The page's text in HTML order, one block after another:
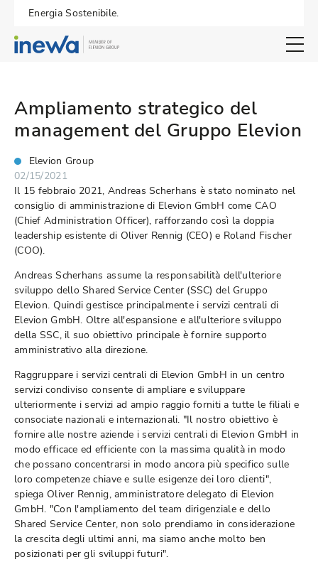
Energia Sostenibile.
Open
Ampliamento strategico del
management del Gruppo Elevion
Elevion Group
02/15/2021
Il 15 febbraio 2021, Andreas Scherhans è stato nominato nel
consiglio di amministrazione di Elevion GmbH come CAO
(Chief Administration Officer), rafforzando così la doppia
leadership esistente di Oliver Rennig (CEO) e Roland Fischer
(COO).
Andreas Scherhans assume la responsabilità dell'ulteriore
sviluppo dello Shared Service Center (SSC) del Gruppo
Elevion. Quindi gestisce principalmente i servizi centrali di
Elevion GmbH. Oltre all'espansione e all'ulteriore sviluppo
della SSC, il suo obiettivo principale è fornire supporto
amministrativo alla direzione.
Raggruppare i servizi centrali di Elevion GmbH in un centro
servizi condiviso consente di ampliare e sviluppare
ulteriormente i servizi ad ampio raggio forniti a tutte le filiali e
consociate nazionali e internazionali. "Il nostro obiettivo è
fornire alle nostre aziende i servizi centrali di Elevion GmbH in
modo efficace ed efficiente con la massima qualità in modo
che possano concentrarsi in modo ancora più specifico sulle
loro competenze chiave e sulle esigenze dei loro clienti",
spiega Oliver Rennig, amministratore delegato di Elevion
GmbH. "Con l'ampliamento del team dirigenziale e dello
Shared Service Center, non solo prendiamo in considerazione
la crescita degli ultimi anni, ma siamo anche molto ben
posizionati per gli sviluppi futuri".